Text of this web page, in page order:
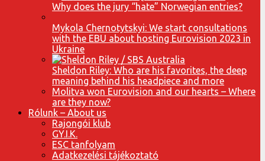
Why does the jury “hate” Norwegian entries?
Mykola Chernotytskyi: We start consultations
with the EBU about hosting Eurovision 2023 in
Ukraine
Sheldon Riley: Who are his favorites, the deep
meaning behind his headpiece and more
Molitva won Eurovision and our hearts – Where
are they now?
Rólunk – About us
Rajongói klub
GY.I.K.
ESC tanfolyam
Adatkezelési tájékoztató